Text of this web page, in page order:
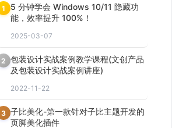
1
5 分钟学会 Windows 10/11 隐藏功
能，效率提升 100%！
2025-03-07
2 包装设计实战案例教学课程(文创产品
及包装设计实战案例讲座)
2022-11-22
3 子比美化-第一款针对子比主题开发的
页脚美化插件